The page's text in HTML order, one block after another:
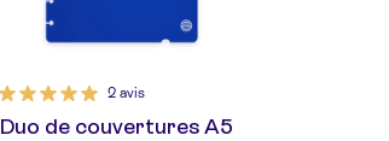
2 avis
Duo de couvertures A5